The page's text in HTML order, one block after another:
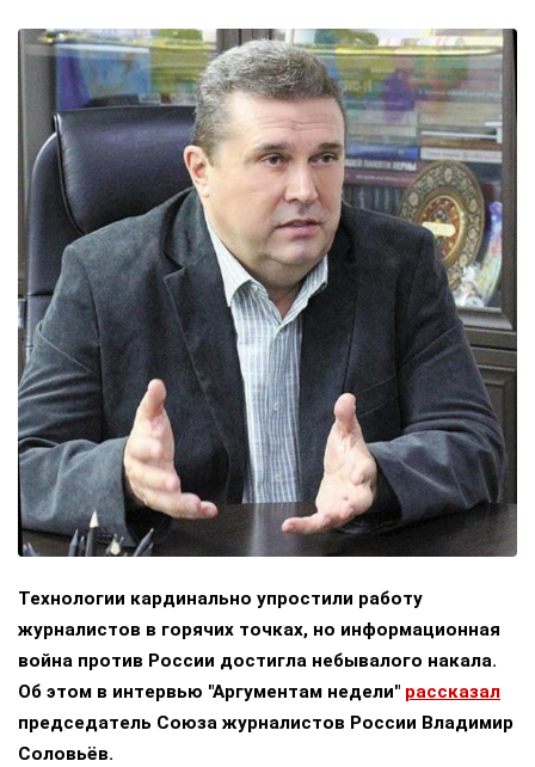
Технологии кардинально упростили работу
журналистов в горячих точках, но информационная
война против России достигла небывалого накала.
Об этом в интервью "Аргументам недели" рассказал
председатель Союза журналистов России Владимир
Соловьёв.